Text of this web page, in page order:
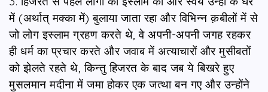
में (अर्थात् मक्का में) बुलाया जाता रहा और विभिन्न क़बीलों में से
जो लोग इस्लाम ग्रहण करते थे, वे अपनी-अपनी जगह रहकर
ही धर्म का प्रचार करते और जवाब में अत्याचारों और मुसीबतों
को झेलते रहते थे, किन्तु हिजरत के बाद जब ये बिखरे हुए
मुसलमान मदीना में जमा होकर एक जत्था बन गए और उन्होंने